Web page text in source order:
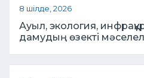
8 шілде, 2026
Ауыл, экология,
дамудың өзекті